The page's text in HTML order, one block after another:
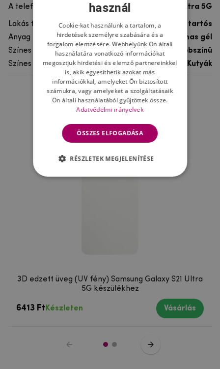
A telefonmodellhez
Galaxy S21 Ultra 5G
Lakás típusa
Gél, Ultra tartós
Anyag
rugalmas gél
Színes
többszínű
Színes motívum
Kutyák
Ne felejtsd el
3D edzett üveg (UV fény) Samsung Galaxy S21 Ultra
5G készülékhez
6413 Ft Készleten Vásárlás
használ
Cookie-kat használunk a tartalom, a
hirdetések személyre szabására és a
forgalom elemzésére. Webhelyünk Ön általi
használatára vonatkozó információkat
megosztjuk hirdetési és elemző partnereinkkel
is, akik egyesíthetik azokat más
információkkal, amelyeket Ön biztosított
számukra, vagy amelyeket a szolgáltatásaik
Ön általi használatából gyűjtöttek össze.
Adatvédelmi irányelvek
ÖSSZES ELFOGADÁSA
RÉSZLETEK MEGJELENÍTÉSE